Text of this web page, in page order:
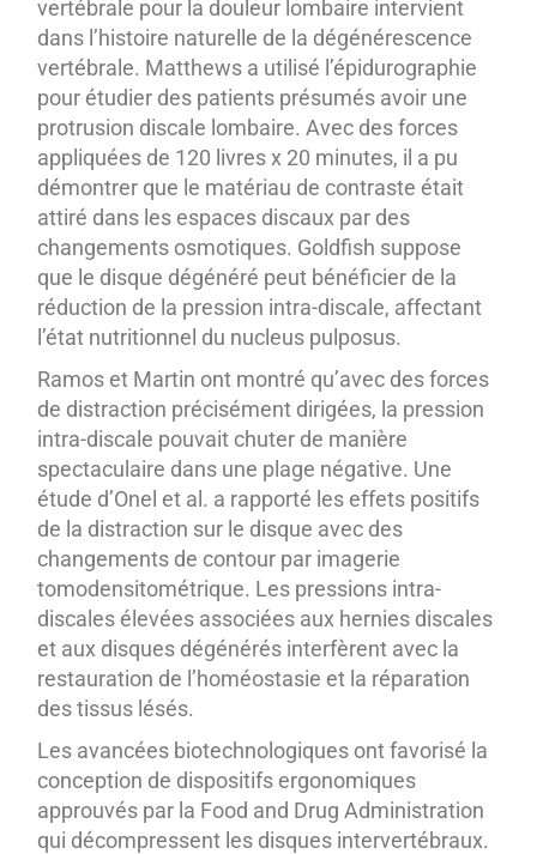
vertébrale pour la douleur lombaire intervient
dans l’histoire naturelle de la dégénérescence
vertébrale. Matthews a utilisé l’épidurographie
pour étudier des patients présumés avoir une
protrusion discale lombaire. Avec des forces
appliquées de 120 livres x 20 minutes, il a pu
démontrer que le matériau de contraste était
attiré dans les espaces discaux par des
changements osmotiques. Goldfish suppose
que le disque dégénéré peut bénéficier de la
réduction de la pression intra-discale, affectant
l’état nutritionnel du nucleus pulposus.
Ramos et Martin ont montré qu’avec des forces
de distraction précisément dirigées, la pression
intra-discale pouvait chuter de manière
spectaculaire dans une plage négative. Une
étude d’Onel et al. a rapporté les effets positifs
de la distraction sur le disque avec des
changements de contour par imagerie
tomodensitométrique. Les pressions intra-
discales élevées associées aux hernies discales
et aux disques dégénérés interfèrent avec la
restauration de l’homéostasie et la réparation
des tissus lésés.
Les avancées biotechnologiques ont favorisé la
conception de dispositifs ergonomiques
approuvés par la Food and Drug Administration
qui décompressent les disques intervertébraux.